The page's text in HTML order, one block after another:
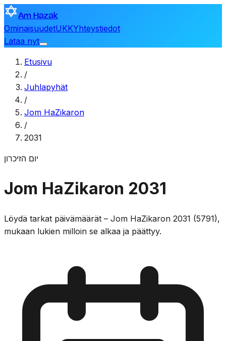
Am Hazak
OminaisuudetUKKYhteystiedot
Lataa nyt
Etusivu
/
Juhlapyhät
/
Jom HaZikaron
/
2031
יום הזיכרון
Jom HaZikaron 2031
Löydä tarkat päivämäärät – Jom HaZikaron 2031 (5791),
mukaan lukien milloin se alkaa ja päättyy.